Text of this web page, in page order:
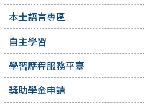
本土語言專區
自主學習
學習歷程服務平臺
獎助學金申請